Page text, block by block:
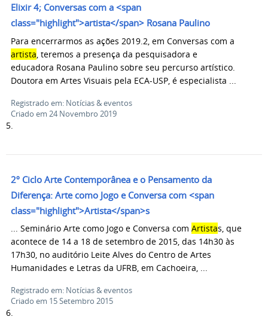
Elixir 4; Conversas com a <span
class="highlight">artista</span> Rosana Paulino
Para encerrarmos as ações 2019.2, em Conversas com a
artista , teremos a presença da pesquisadora e
educadora Rosana Paulino sobre seu percurso artístico.
Doutora em Artes Visuais pela ECA-USP, é especialista ...
Registrado em: Notícias & eventos
Criado em 24 Novembro 2019
5.
2º Ciclo Arte Contemporânea e o Pensamento da
Diferença: Arte como Jogo e Conversa com <span
class="highlight">Artista</span>s
... Seminário Arte como Jogo e Conversa com Artistas, que
acontece de 14 a 18 de setembro de 2015, das 14h30 às
17h30, no auditório Leite Alves do Centro de Artes
Humanidades e Letras da UFRB, em Cachoeira, ...
Registrado em: Notícias & eventos
Criado em 15 Setembro 2015
6.